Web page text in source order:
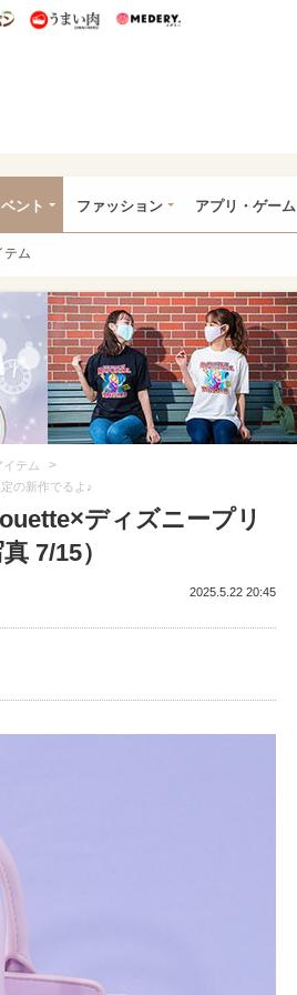
うまいパン うまい肉
ント ファッション アプリ・ゲーム
テム
テム >
の新作でるよ♪
ディズニープリ
7/15）
2025.5.22 20:45